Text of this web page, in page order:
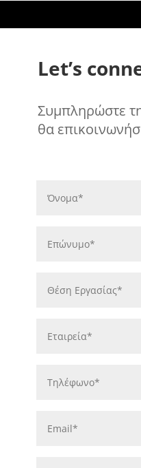
Let’s
Συμπληρώστε
θα